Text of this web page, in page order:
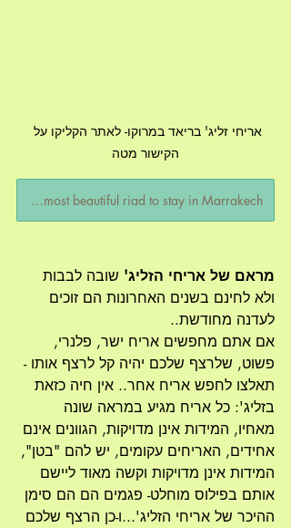
אריחי זליג' בריאד במרוקו- לאתר הקליקו על
הקישור מטה
the most beautiful riad to stay in Marrakech
מראם של אריחי הזליג' שובה לבבות
ולא לחינם בשנים האחרונות הם זוכים
לעדנה מחודשת..
אם אתם מחפשים אריח ישר, פלנרי,
פשוט, שלרצף שלכם יהיה קל לרצף אותו -
תאלצו לחפש אריח אחר.. אין חיה כזאת
בזליג': כל אריח מגיע במראה שונה
מאחיו, המידות אינן מדויקות, הגוונים אינם
אחידים, האריחים עקומים, יש להם "בטן",
המידות אינן מדויקות וקשה מאוד ליישם
אותם בפילוס מוחלט- פגמים הם הם סימן
ההיכר של אריחי הזליג'...ו-כן הרצף שלכם